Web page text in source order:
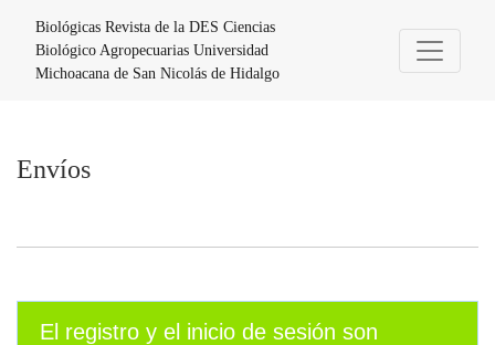
Biológicas Revista de la DES Ciencias
Biológico Agropecuarias Universidad
Michoacana de San Nicolás de Hidalgo
Envíos
El registro y el inicio de sesión son